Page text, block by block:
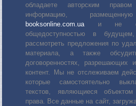
обладаете авторским
информацию,
booksonline.com.ua и не
общедоступностью в
рассмотреть предложения по
материала, а также
договоренностях, разрешающих
контент. Мы не отслеживаем
которые самостоятельно
текстов, являющиеся объектом
права. Все данные на сайт,